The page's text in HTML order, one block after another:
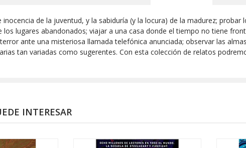
inocencia de la juventud, y la sabiduría (y la locura) de la madurez;
los lugares abandonados; viajar a una casa donde el tiempo no tiene
ante una misteriosa llamada telefónica anunciada; observar las
tan variadas como sugerentes. Con esta colección de relatos
INTERESAR